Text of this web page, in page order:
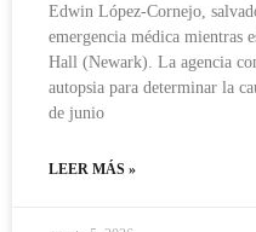
Edwin López-Cornejo,
emergencia médica mientras
Hall (Newark). La agencia
autopsia para determinar la
de junio
LEER MÁS »